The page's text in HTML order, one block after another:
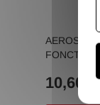
AEROSOL
FONCTIONS
10,60 €